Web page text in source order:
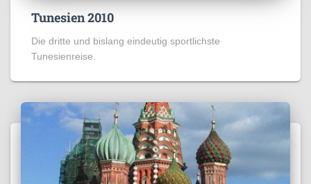
Tunesien 2010
Die dritte und bislang eindeutig sportlichste
Tunesienreise.